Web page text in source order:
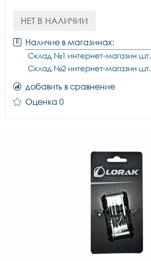
НЕТ В НАЛИЧИИ
Наличие в магазинах:
Склад №1 интернет-магазин шт.
Склад №2 интернет-магазин шт.
добавить в сравнение
Оценка 0